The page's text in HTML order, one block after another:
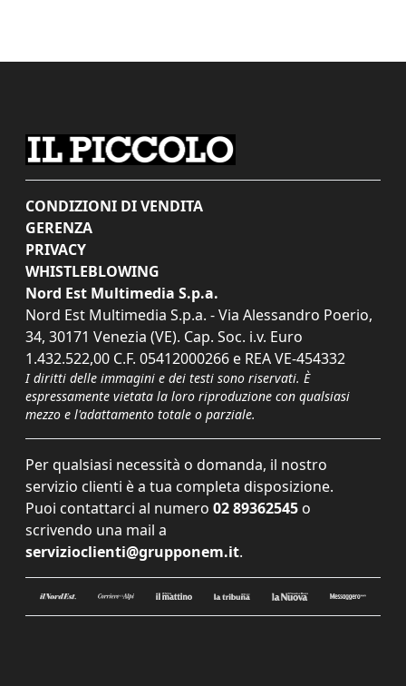
CONDIZIONI DI VENDITA
GERENZA
PRIVACY
WHISTLEBLOWING
Nord Est Multimedia S.p.a.
Nord Est Multimedia S.p.a. - Via Alessandro Poerio,
34, 30171 Venezia (VE). Cap. Soc. i.v. Euro
1.432.522,00 C.F. 05412000266 e REA VE-454332
I diritti delle immagini e dei testi sono riservati. È
espressamente vietata la loro riproduzione con qualsiasi
mezzo e l'adattamento totale o parziale.
Per qualsiasi necessità o domanda, il nostro
servizio clienti è a tua completa disposizione.
Puoi contattarci al numero 02 89362545 o
scrivendo una mail a
servizioclienti@grupponem.it.